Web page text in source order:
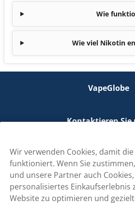
Wie
Wie viel Nikotin
VapeGlobe
Kontaktieren Sie
Mo/Di/Fr: 09-17 Uhr (Pause 12-13) Mi/
15)
Wir verwenden Cookies, damit
funktioniert. Wenn Sie
und unsere Partner auch
personalisiertes Einkaufserlebnis
Website zu optimieren und